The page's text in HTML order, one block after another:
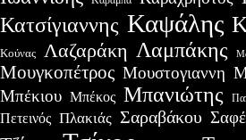
Κατσίγιαννης Καψάλης
Κούνας Λαζαράκη Λαμπάκης
Μουγκοπέτρος Μουστογιαννη
Μπέκιου Μπέκος Μπανιώτης
Πετεινός Πλακιάς Σαραβάκου